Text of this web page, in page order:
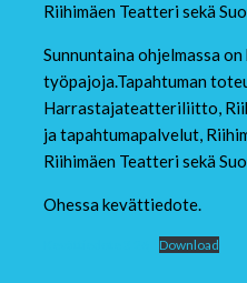
Riihimäen Teatteri sekä
Sunnuntaina ohjelmassa
työpajoja.Tapahtuman
Harrastajateatteriliitto,
ja tapahtumapalvelut,
Riihimäen Teatteri sekä
Ohessa kevättiedote.
Download